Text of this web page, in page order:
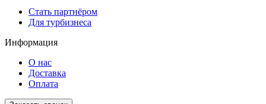
Стать партнёром
Для турбизнеса
Информация
О нас
Доставка
Оплата